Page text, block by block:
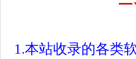
1.本站收录的各类